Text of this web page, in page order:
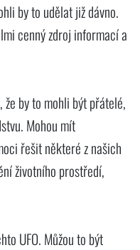
by to udělat již dávno.
cenný zdroj informací a
by to mohli být přátelé,
Mohou mít
řešit některé z našich
životního prostředí,
UFO. Můžou to být